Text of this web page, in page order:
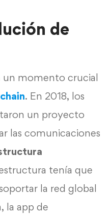
de
un momento crucial
. En 2018, los
un proyecto
las comunicaciones
tenía que
la red global
la app de